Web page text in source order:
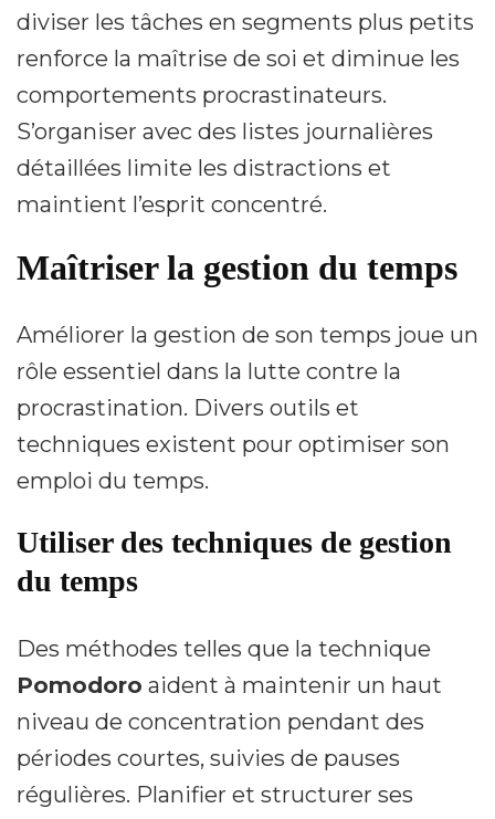
diviser les tâches en segments plus petits
renforce la maîtrise de soi et diminue les
comportements procrastinateurs.
S’organiser avec des listes journalières
détaillées limite les distractions et
maintient l’esprit concentré.
Maîtriser la gestion du temps
Améliorer la gestion de son temps joue un
rôle essentiel dans la lutte contre la
procrastination. Divers outils et
techniques existent pour optimiser son
emploi du temps.
Utiliser des techniques de gestion
du temps
Des méthodes telles que la technique
Pomodoro aident à maintenir un haut
niveau de concentration pendant des
périodes courtes, suivies de pauses
régulières. Planifier et structurer ses